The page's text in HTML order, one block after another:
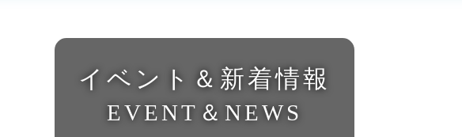
イベント＆新着情報
EVENT＆NEWS